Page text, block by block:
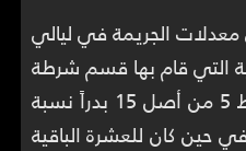
الجريمة في ليالي
التي قام بها قسم شرطة
جاكسونفيل. حيث حقق فقط 5 من أصل 15 بدراً نسبة
كان للعشرة الباقية